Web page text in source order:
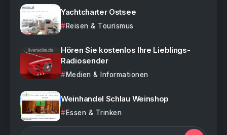
Yachtcharter Ostsee
Reisen & Tourismus
Hören Sie kostenlos Ihre Lieblings-
Radiosender
Medien & Informationen
Weinhandel Schlau Weinshop
Essen & Trinken